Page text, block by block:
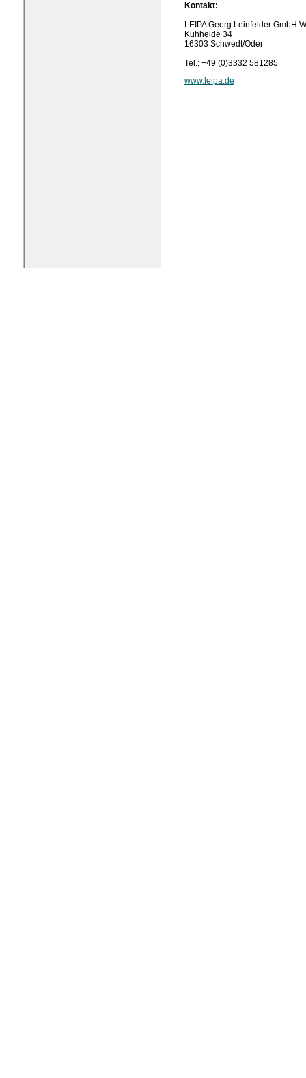
Kontakt:
LEIPA Georg Leinfelder GmbH
Kuhheide 34
16303 Schwedt/Oder
Tel.: +49 (0)3332 581285
www.leipa.de